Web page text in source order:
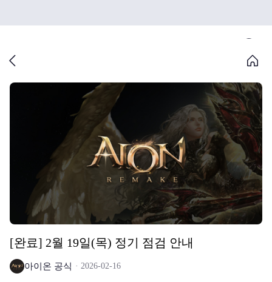
[완료] 2월 19일(목) 정기 점검 안내
아이온 공식 2026-02-16